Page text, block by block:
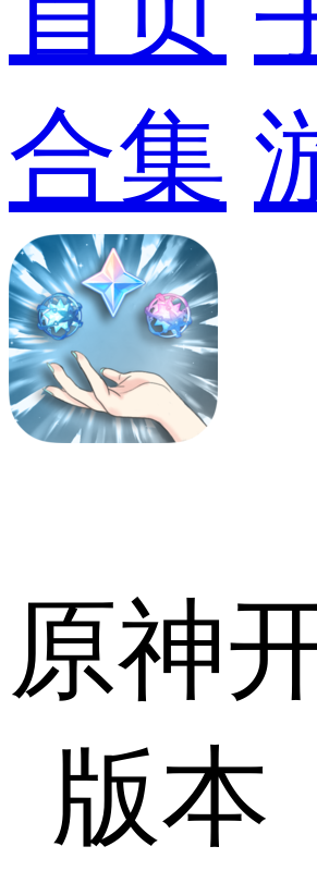
合集
原神
版本